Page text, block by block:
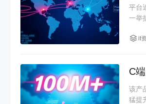
平台
一举
it
C
该产
猛提